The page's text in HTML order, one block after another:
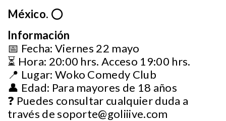
México. ⭕
Información
📅 Fecha: Viernes 22 mayo
⏳ Hora: 20:00 hrs. Acceso 19:00 hrs.
📍 Lugar: Woko Comedy Club
👤 Edad: Para mayores de 18 años
❓ Puedes consultar cualquier duda a
través desoporte@goliiive.com